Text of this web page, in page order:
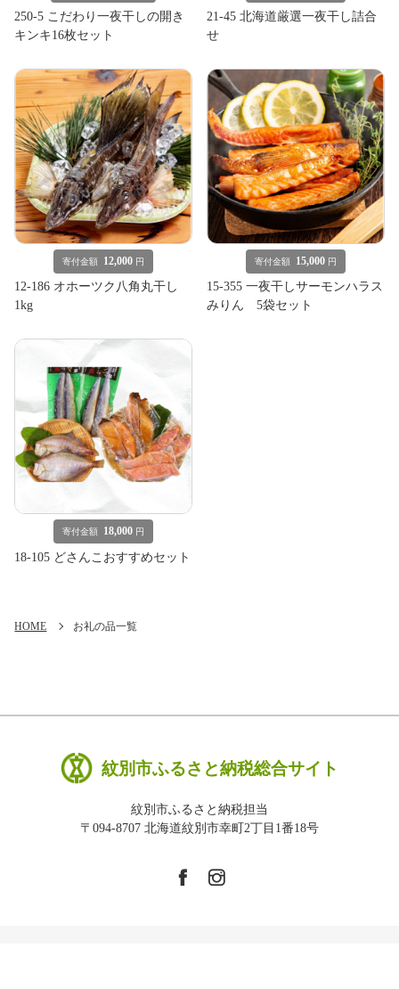
250-5 こだわり一夜干しの開き
キンキ16枚セット
21-45 北海道厳選一夜干し詰合
せ
寄付金額 12,000 円
12-186 オホーツク八角丸干し
1kg
寄付金額 15,000 円
15-355 一夜干しサーモンハラス
みりん 5袋セット
寄付金額 18,000 円
18-105 どさんこおすすめセット
HOME お礼の品一覧
紋別市ふるさと納税総合サイト
紋別市ふるさと納税担当
〒094-8707 北海道紋別市幸町2丁目1番18号